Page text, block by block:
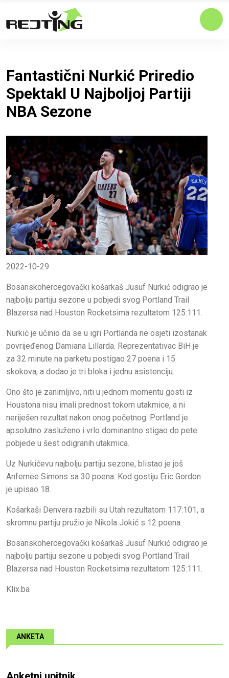
Fantastični Nurkić Priredio
Spektakl U Najboljoj Partiji
NBA Sezone
2022-10-29
Bosanskohercegovački košarkaš Jusuf Nurkić odigrao je
najbolju partiju sezone u pobjedi svog Portland Trail
Blazersa nad Houston Rocketsima rezultatom 125:111.
Nurkić je učinio da se u igri Portlanda ne osjeti izostanak
povrijeđenog Damiana Lillarda. Reprezentativac BiH je
za 32 minute na parketu postigao 27 poena i 15
skokova, a dodao je tri bloka i jednu asistenciju.
Ono što je zanimljivo, niti u jednom momentu gosti iz
Houstona nisu imali prednost tokom utakmice, a ni
neriješen rezultat nakon onog početnog. Portland je
apsolutno zasluženo i vrlo dominantno stigao do pete
pobjede u šest odigranih utakmica.
Uz Nurkićevu najbolju partiju sezone, blistao je još
Anfernee Simons sa 30 poena. Kod gostiju Eric Gordon
je upisao 18.
Košarkaši Denvera razbili su Utah rezultatom 117:101, a
skromnu partiju pružio je Nikola Jokić s 12 poena.
Bosanskohercegovački košarkaš Jusuf Nurkić odigrao je
najbolju partiju sezone u pobjedi svog Portland Trail
Blazersa nad Houston Rocketsima rezultatom 125:111.
Klix.ba
ANKETA